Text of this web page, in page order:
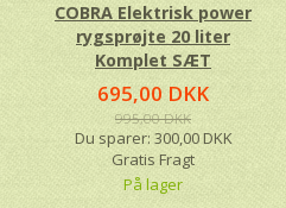
COBRA Elektrisk power
rygsprøjte 20 liter
Komplet SÆT
695,00 DKK
995,00 DKK
Du sparer: 300,00 DKK
Gratis Fragt
På lager